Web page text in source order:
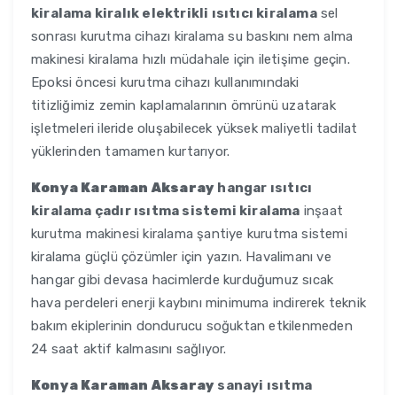
kiralama kiralık elektrikli ısıtıcı kiralamasel
sonrası kurutma cihazı kiralama su baskını nem alma
makinesi kiralama hızlı müdahale için iletişime geçin.
Epoksi öncesi kurutma cihazı kullanımındaki
titizliğimiz zemin kaplamalarının ömrünü uzatarak
işletmeleri ileride oluşabilecek yüksek maliyetli tadilat
yüklerinden tamamen kurtarıyor.
Konya Karaman Aksaray hangar ısıtıcı
kiralama çadır ısıtma sistemi kiralama inşaat
kurutma makinesi kiralama şantiye kurutma sistemi
kiralama güçlü çözümler için yazın. Havalimanı ve
hangar gibi devasa hacimlerde kurduğumuz sıcak
hava perdeleri enerji kaybını minimuma indirerek teknik
bakım ekiplerinin dondurucu soğuktan etkilenmeden
24 saat aktif kalmasını sağlıyor.
Konya Karaman Aksaray sanayi ısıtma